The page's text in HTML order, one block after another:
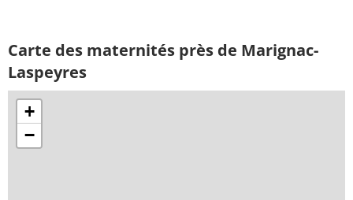
Carte des maternités près de Marignac-
Laspeyres
+
−